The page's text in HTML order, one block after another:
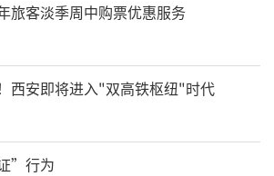
旅客淡季周中购票优惠服务
西安即将进入"双高铁枢纽"时代
”行为